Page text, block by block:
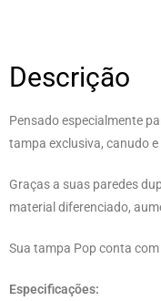
Descrição
Pensado especialmente
tampa exclusiva, canudo
Graças a suas paredes
material diferenciado,
Sua tampa Pop conta
Especificações: